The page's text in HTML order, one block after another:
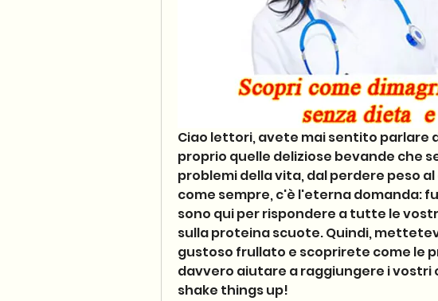
Ciao lettori, avete mai sentito parlare
proprio quelle deliziose bevande che
problemi della vita, dal perdere peso
come sempre, c'è l'eterna domanda:
sono qui per rispondere a tutte le
sulla proteina scuote. Quindi,
gustoso frullato e scoprirete come le
davvero aiutare a raggiungere i vostri
shake things up!